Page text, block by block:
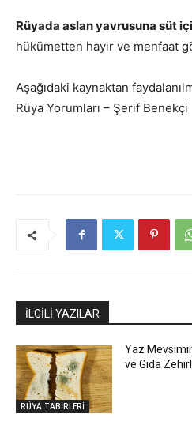
Rüyada aslan yavrusuna süt
hükümetten hayır ve menfaat
Aşağıdaki kaynaktan
Rüya Yorumları – Şerif Benekçi
İLGİLİ YAZILAR
RÜYA TABİRLERİ
Yaz
ve Gıda